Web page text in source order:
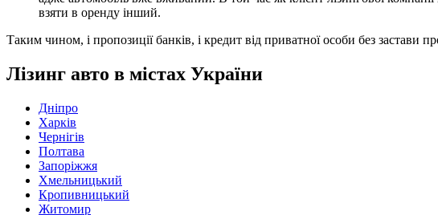
взяти в оренду інший.
Таким чином, і пропозиції банків, і кредит від приватної особи без застави
Лізинг авто в містах України
Дніпро
Харків
Чернігів
Полтава
Запоріжжя
Хмельницький
Кропивницький
Житомир